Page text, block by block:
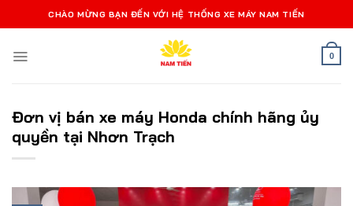
qua
dung
CHÀO MỪNG BẠN ĐẾN VỚI HỆ THỐNG XE MÁY NAM TIẾN
0
Đơn vị bán xe máy Honda chính hãng ủy
quyền tại Nhơn Trạch